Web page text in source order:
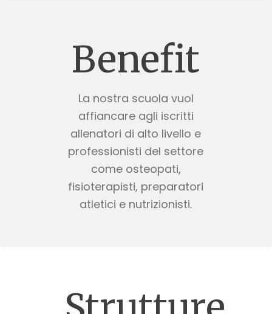
Benefit
La nostra scuola vuol
affiancare agli iscritti
allenatori di alto livello e
professionisti del settore
come osteopati,
fisioterapisti, preparatori
atletici e nutrizionisti.